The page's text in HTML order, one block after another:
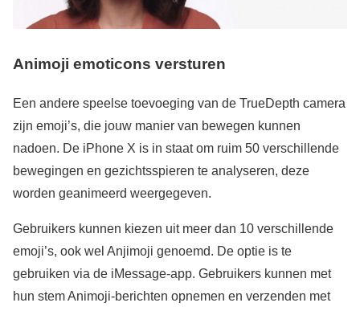
Animoji emoticons versturen
Een andere speelse toevoeging van de TrueDepth camera
zijn emoji’s, die jouw manier van bewegen kunnen
nadoen. De iPhone X is in staat om ruim 50 verschillende
bewegingen en gezichtsspieren te analyseren, deze
worden geanimeerd weergegeven.
Gebruikers kunnen kiezen uit meer dan 10 verschillende
emoji’s, ook wel Anjimoji genoemd. De optie is te
gebruiken via de iMessage-app. Gebruikers kunnen met
hun stem Animoji-berichten opnemen en verzenden met